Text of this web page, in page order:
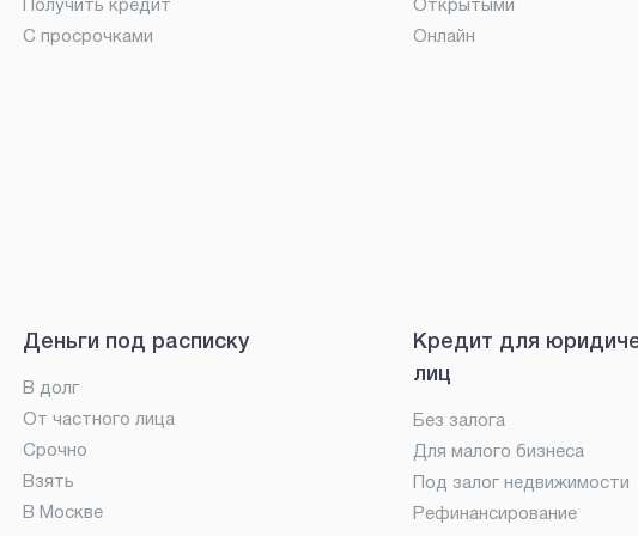
Получить кредит
С просрочками
Открытыми
Онлайн
Деньги под расписку
В долг
От частного лица
Срочно
Взять
В Москве
Кредит для
лиц
Без залога
Для малого бизнеса
Под залог недвижимости
Рефинансирование